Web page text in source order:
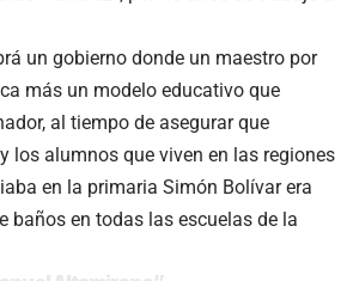
un gobierno donde un maestro por
más un modelo educativo que
al tiempo de asegurar que
los alumnos que viven en las regiones
en la primaria Simón Bolívar era
baños en todas las escuelas de la